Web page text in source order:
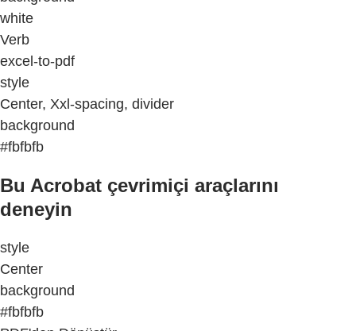
white
Verb
excel-to-pdf
style
Center, Xxl-spacing, divider
background
#fbfbfb
Bu Acrobat çevrimiçi araçlarını
deneyin
style
Center
background
#fbfbfb